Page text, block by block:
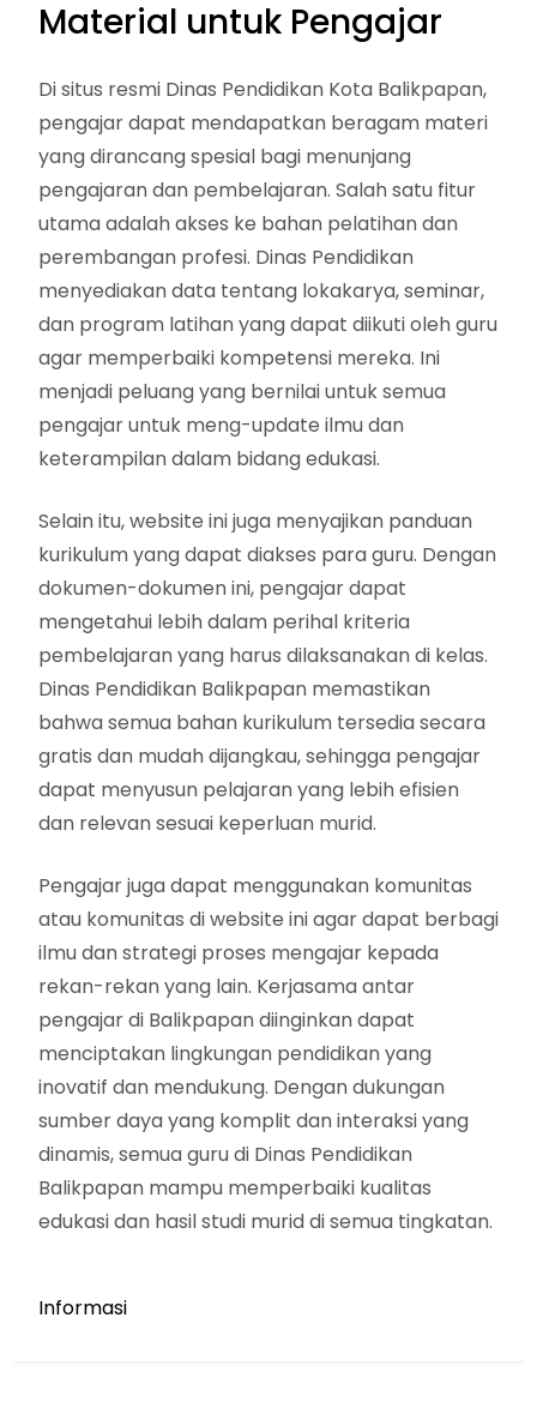
Material untuk Pengajar
Di situs resmi Dinas Pendidikan Kota Balikpapan,
pengajar dapat mendapatkan beragam materi
yang dirancang spesial bagi menunjang
pengajaran dan pembelajaran. Salah satu fitur
utama adalah akses ke bahan pelatihan dan
perembangan profesi. Dinas Pendidikan
menyediakan data tentang lokakarya, seminar,
dan program latihan yang dapat diikuti oleh guru
agar memperbaiki kompetensi mereka. Ini
menjadi peluang yang bernilai untuk semua
pengajar untuk meng-update ilmu dan
keterampilan dalam bidang edukasi.
Selain itu, website ini juga menyajikan panduan
kurikulum yang dapat diakses para guru. Dengan
dokumen-dokumen ini, pengajar dapat
mengetahui lebih dalam perihal kriteria
pembelajaran yang harus dilaksanakan di kelas.
Dinas Pendidikan Balikpapan memastikan
bahwa semua bahan kurikulum tersedia secara
gratis dan mudah dijangkau, sehingga pengajar
dapat menyusun pelajaran yang lebih efisien
dan relevan sesuai keperluan murid.
Pengajar juga dapat menggunakan komunitas
atau komunitas di website ini agar dapat berbagi
ilmu dan strategi proses mengajar kepada
rekan-rekan yang lain. Kerjasama antar
pengajar di Balikpapan diinginkan dapat
menciptakan lingkungan pendidikan yang
inovatif dan mendukung. Dengan dukungan
sumber daya yang komplit dan interaksi yang
dinamis, semua guru di Dinas Pendidikan
Balikpapan mampu memperbaiki kualitas
edukasi dan hasil studi murid di semua tingkatan.
Informasi